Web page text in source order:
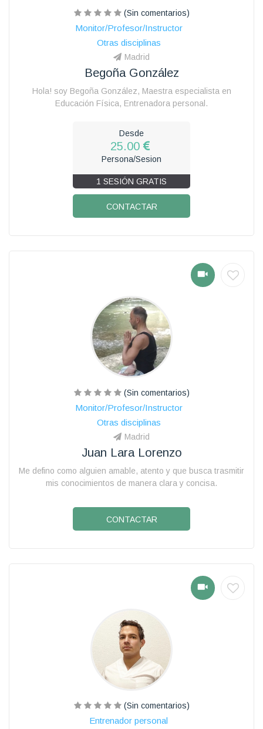
(Sin comentarios)
Monitor/Profesor/Instructor
Otras disciplinas
Madrid
Begoña González
Hola! soy Begoña González, Maestra especialista en
Educación Física, Entrenadora personal.
Desde
25.00
Persona/Sesion
1 SESIÓN GRATIS
CONTACTAR
(Sin comentarios)
Monitor/Profesor/Instructor
Otras disciplinas
Madrid
Juan Lara Lorenzo
Me defino como alguien amable, atento y que busca trasmitir
mis conocimientos de manera clara y concisa.
CONTACTAR
(Sin comentarios)
Entrenador personal